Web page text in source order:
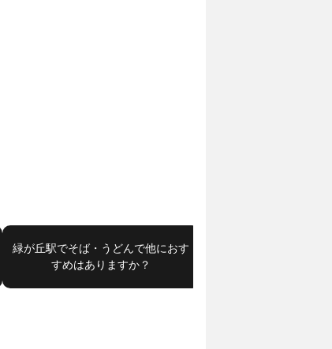
緑が丘駅でそば・うどんで他におす
すめはありますか？